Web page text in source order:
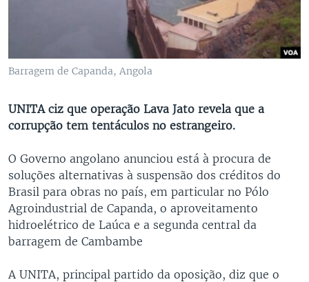
Barragem de Capanda, Angola
UNITA ciz que operação Lava Jato revela que a
corrupção tem tentáculos no estrangeiro.
O Governo angolano anunciou está à procura de
soluções alternativas à suspensão dos créditos do
Brasil para obras no país, em particular no Pólo
Agroindustrial de Capanda, o aproveitamento
hidroelétrico de Laúca e a segunda central da
barragem de Cambambe
A UNITA, principal partido da oposição, diz que o